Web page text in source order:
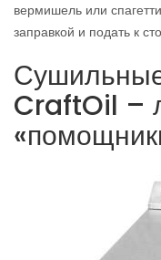
вермишель или
заправкой и подать к
CraftOil –